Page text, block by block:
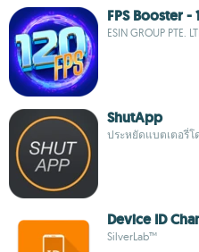
FPS Booster -
ESIN GROUP PTE.
ShutApp
ประหยัดแบตเตอรี่
Device ID
SilverLab™